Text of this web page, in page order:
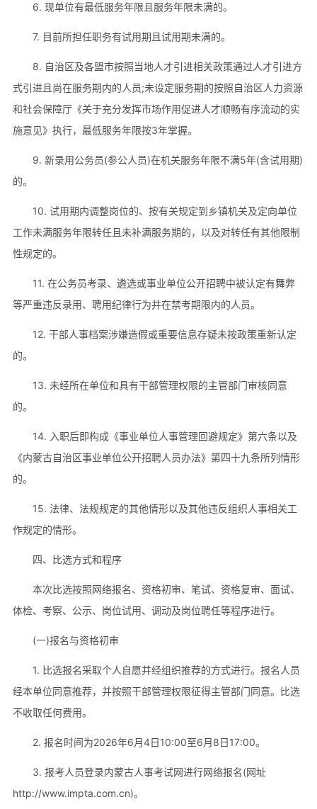
6. 现单位有最低服务年限且服务年限未满的。
7. 目前所担任职务有试用期且试用期未满的。
8. 自治区及各盟市按照当地人才引进相关政策通过人才引进方
式引进且尚在服务期内的人员;未设定服务期的按照自治区人力资源
和社会保障厅《关于充分发挥市场作用促进人才顺畅有序流动的实
施意见》执行，最低服务年限按3年掌握。
9. 新录用公务员(参公人员)在机关服务年限不满5年(含试用期)
的。
10. 试用期内调整岗位的、按有关规定到乡镇机关及定向单位
工作未满服务年限转任且未补满服务期的，以及对转任有其他限制
性规定的。
11. 在公务员考录、遴选或事业单位公开招聘中被认定有舞弊
等严重违反录用、聘用纪律行为并在禁考期限内的人员。
12. 干部人事档案涉嫌造假或重要信息存疑未按政策重新认定
的。
13. 未经所在单位和具有干部管理权限的主管部门审核同意
的。
14. 入职后即构成《事业单位人事管理回避规定》第六条以及
《内蒙古自治区事业单位公开招聘人员办法》第四十九条所列情形
的。
15. 法律、法规规定的其他情形以及其他违反组织人事相关工
作规定的情形。
四、比选方式和程序
本次比选按照网络报名、资格初审、笔试、资格复审、面试、
体检、考察、公示、岗位试用、调动及岗位聘任等程序进行。
(一)报名与资格初审
1. 比选报名采取个人自愿并经组织推荐的方式进行。报名人员
经本单位同意推荐，并按照干部管理权限征得主管部门同意。比选
不收取任何费用。
2. 报名时间为2026年6月4日10:00至6月8日17:00。
3. 报考人员登录内蒙古人事考试网进行网络报名(网址
http://www.impta.com.cn)。